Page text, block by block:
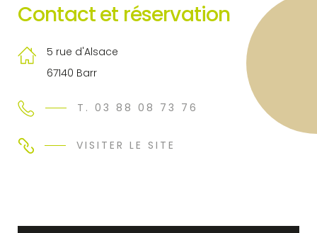
Contact et réservation
5 rue d'Alsace
67140 Barr
T. 03 88 08 73 76
VISITER LE SITE